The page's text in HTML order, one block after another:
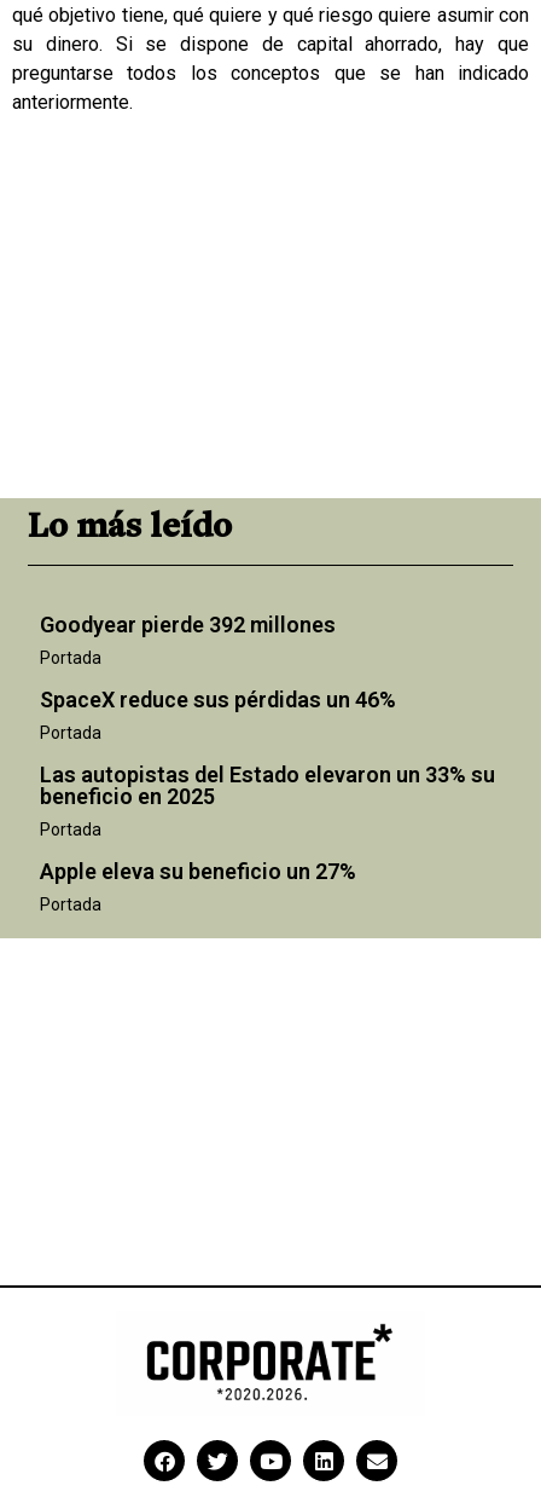
qué objetivo tiene, qué quiere y qué riesgo quiere asumir con
su dinero. Si se dispone de capital ahorrado, hay que
preguntarse todos los conceptos que se han indicado
anteriormente.
Lo más leído
Goodyear pierde 392 millones
Portada
SpaceX reduce sus pérdidas un 46%
Portada
Las autopistas del Estado elevaron un 33% su
beneficio en 2025
Portada
Apple eleva su beneficio un 27%
Portada